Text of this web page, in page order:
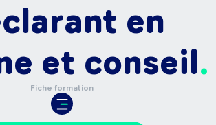
en
et conseil
Fiche formation